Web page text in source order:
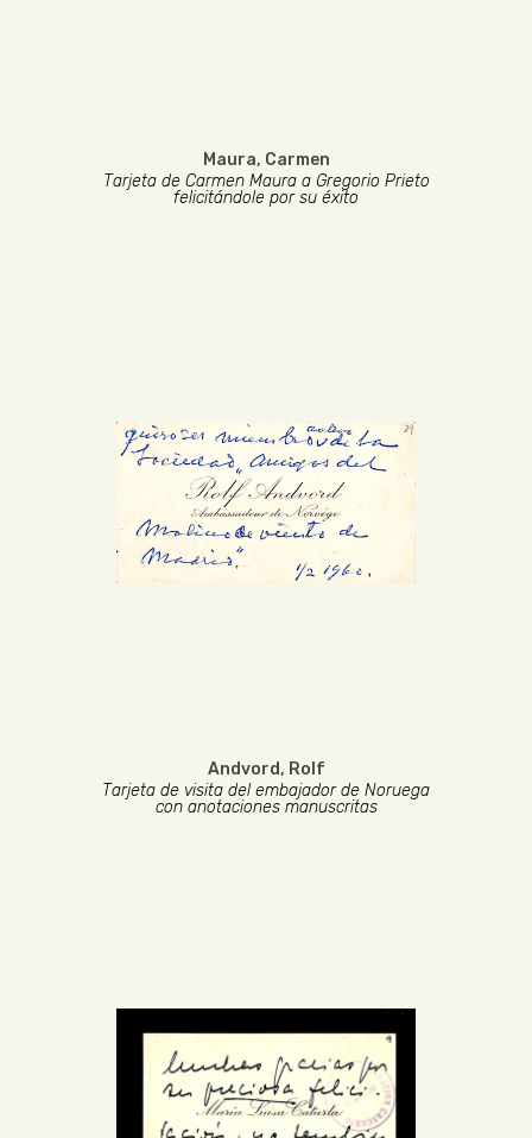
Maura, Carmen
Tarjeta de Carmen Maura a Gregorio Prieto
felicitándole por su éxito
Andvord, Rolf
Tarjeta de visita del embajador de Noruega
con anotaciones manuscritas